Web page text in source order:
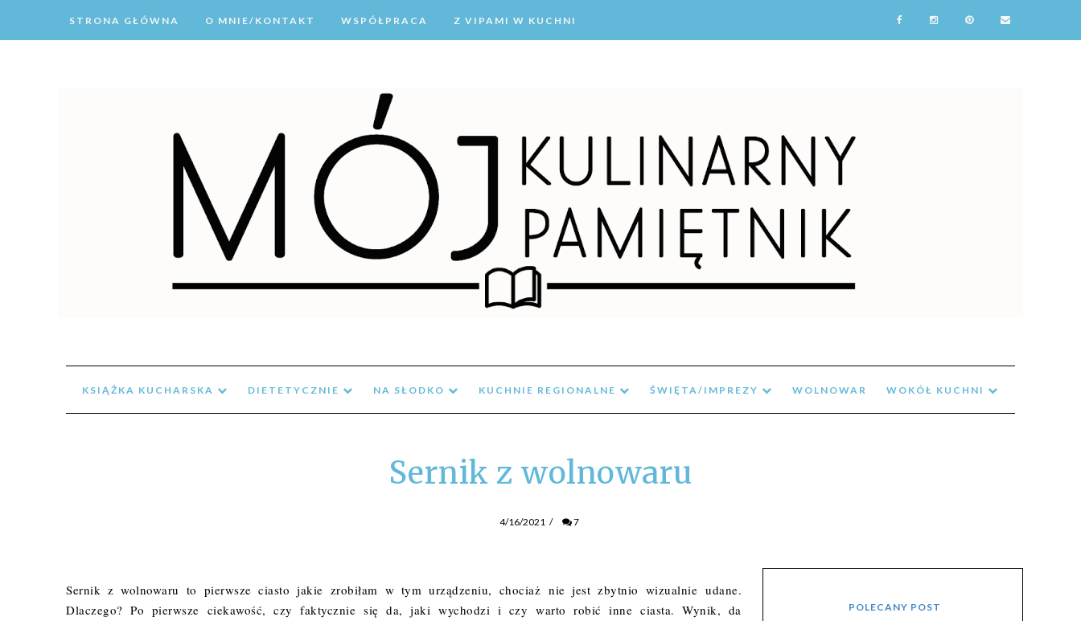
STRONA GŁÓWNA O MNIE/KONTAKT WSPÓŁPRACA Z VIPAMI W KUCHNI
KSIĄŻKA KUCHARSKA DIETETYCZNIE NA SŁODKO KUCHNIE REGIONALNE ŚWIĘTA/IMPREZY WOLNOWAR WOKÓŁ KUCHNI
Sernik z wolnowaru
4/16/2021 / 7
Sernik z wolnowaru to pierwsze ciasto jakie zrobiłam w tym urządzeniu, chociaż nie jest zbytnio wizualnie udane.
Dlaczego? Po pierwsze ciekawość, czy faktycznie się da, jaki wychodzi i czy warto robić inne ciasta. Wynik, da
POLECANY POST